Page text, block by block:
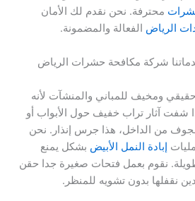
محترفة. نحن نقدم لك الأمان
الرياض الفعالة والمضمونة.
شركة مكافحة حشرات الرياض
حقيقي ومخيف للمباني والمنشآت لأنه
شفت آثار تراب خفيف حول الأبواب أو
من الداخل، هذا جرس إنذار. نحن
إبادة النمل الأبيض بشكل يمنع
نقوم بعمل فتحات صغيرة جدا حقن
نقفلها بدون تشويه للمنظر.